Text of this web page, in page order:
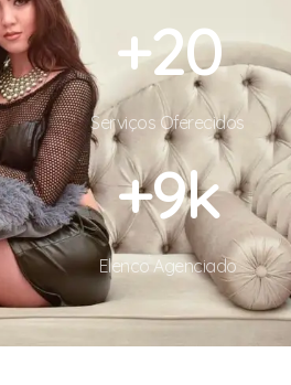
Serviços Oferecidos
+20
Elenco Agenciado
+10k